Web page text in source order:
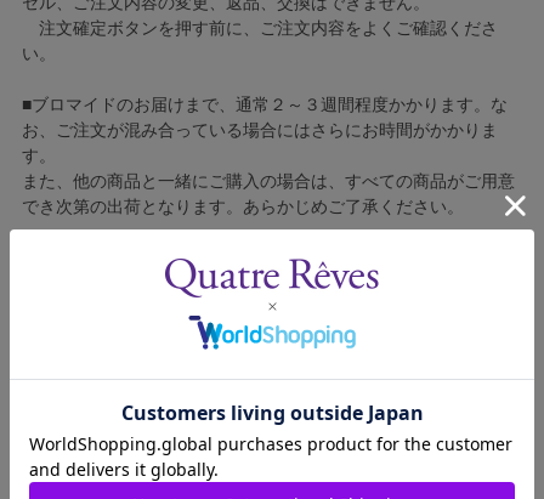
注文確定ボタンを押す前に、ご注文内容をよくご確認くださ
い。
■ブロマイドのお届けまで、通常２～３週間程度かかります。な
お、ご注文が混み合っている場合にはさらにお時間がかかりま
す。
また、他の商品と一緒にご購入の場合は、すべての商品がご用意
でき次第の出荷となります。あらかじめご了承ください。
■コンビニ決済をご利用の場合はご入金確認後の製造となりま
■ブロマイドの個包装はしておりません。
■ブロマイドに不良がございましたら、良品と交換いたしますの
で、お手数ですが弊社カスタマーセンターへご連絡ください。
1510011-017